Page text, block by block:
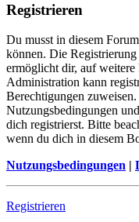
Registrieren
Du musst in diesem
können. Die
ermöglicht dir, auf
Administration kann
Berechtigungen
Nutzungsbedingungen
dich registrierst. Bitte
wenn du dich in diesem
Nutzungsbedingungen |
Registrieren